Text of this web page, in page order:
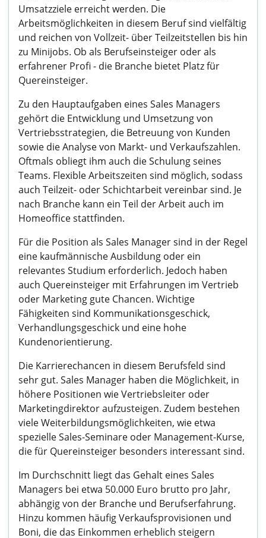
Umsatzziele erreicht werden. Die
Arbeitsmöglichkeiten in diesem Beruf sind vielfältig
und reichen von Vollzeit- über Teilzeitstellen bis hin
zu Minijobs. Ob als Berufseinsteiger oder als
erfahrener Profi - die Branche bietet Platz für
Quereinsteiger.
Zu den Hauptaufgaben eines Sales Managers
gehört die Entwicklung und Umsetzung von
Vertriebsstrategien, die Betreuung von Kunden
sowie die Analyse von Markt- und Verkaufszahlen.
Oftmals obliegt ihm auch die Schulung seines
Teams. Flexible Arbeitszeiten sind möglich, sodass
auch Teilzeit- oder Schichtarbeit vereinbar sind. Je
nach Branche kann ein Teil der Arbeit auch im
Homeoffice stattfinden.
Für die Position als Sales Manager sind in der Regel
eine kaufmännische Ausbildung oder ein
relevantes Studium erforderlich. Jedoch haben
auch Quereinsteiger mit Erfahrungen im Vertrieb
oder Marketing gute Chancen. Wichtige
Fähigkeiten sind Kommunikationsgeschick,
Verhandlungsgeschick und eine hohe
Kundenorientierung.
Die Karrierechancen in diesem Berufsfeld sind
sehr gut. Sales Manager haben die Möglichkeit, in
höhere Positionen wie Vertriebsleiter oder
Marketingdirektor aufzusteigen. Zudem bestehen
viele Weiterbildungsmöglichkeiten, wie etwa
spezielle Sales-Seminare oder Management-Kurse,
die für Quereinsteiger besonders interessant sind.
Im Durchschnitt liegt das Gehalt eines Sales
Managers bei etwa 50.000 Euro brutto pro Jahr,
abhängig von der Branche und Berufserfahrung.
Hinzu kommen häufig Verkaufsprovisionen und
Boni, die das Einkommen erheblich steigern